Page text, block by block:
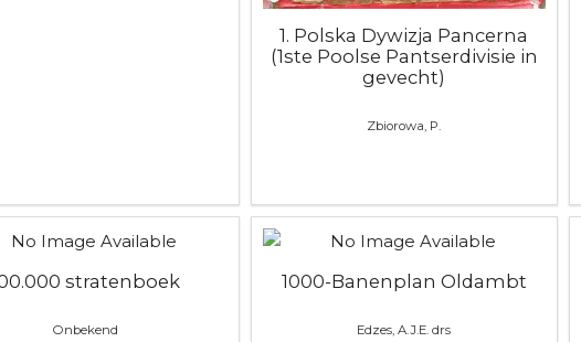
1. Polska Dywizja Pancerna
(1ste Poolse Pantserdivisie in
gevecht)
Zbiorowa, P.
stratenboek
Onbekend
1000-Banenplan Oldambt
Edzes, A.J.E. drs